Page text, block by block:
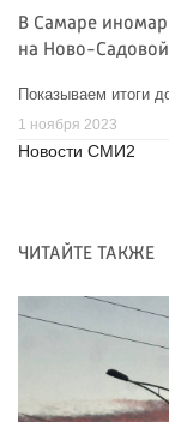
В Самаре
на Ново-Садовой
Показываем итоги
1 ноября 2023
Новости СМИ2
ЧИТАЙТЕ ТАКЖЕ